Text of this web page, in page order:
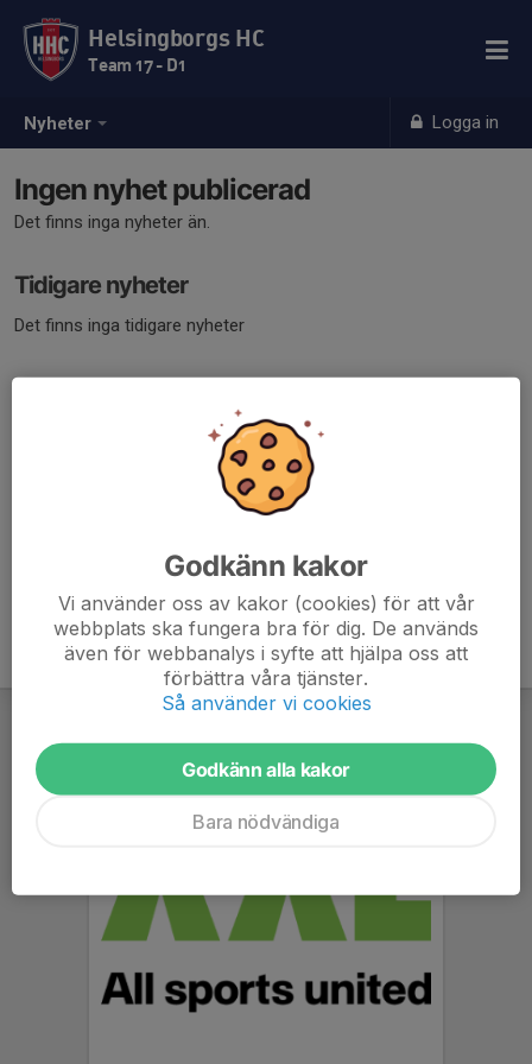
Nyheter Logga in
Helsingborgs HC
Team 17 - D1
Ingen nyhet publicerad
Det finns inga nyheter än.
Tidigare nyheter
Det finns inga tidigare nyheter
Godkänn kakor
Vi använder oss av kakor (cookies) för att vår
webbplats ska fungera bra för dig. De används
även för webbanalys i syfte att hjälpa oss att
förbättra våra tjänster.
Så använder vi cookies
Godkänn alla kakor
Bara nödvändiga